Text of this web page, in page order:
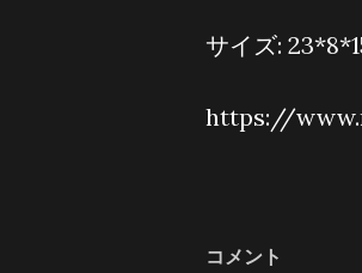
サイズ:
https://
コメント